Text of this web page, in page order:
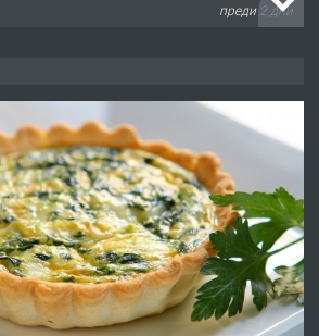
преди 2 дни
АПАРТАМЕНТ В ЦЕНТЪРА НА ГР.
ХАСКОВО
преди 3 дни
Давам гараж под наем
преди 3 дни